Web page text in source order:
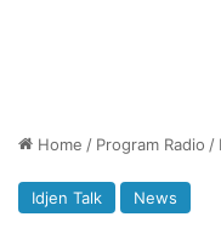
Home / Program Radio /
Idjen Talk News